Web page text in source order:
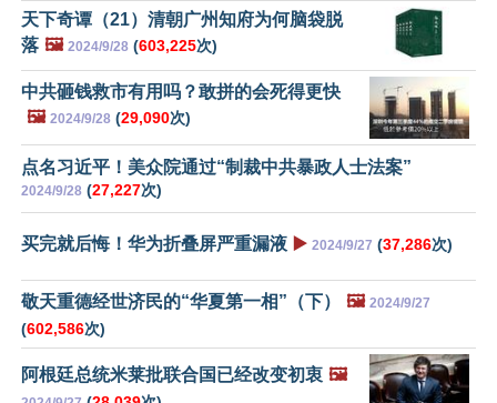
天下奇谭（21）清朝广州知府为何脑袋脱
落 🖼️ 2024/9/28 (603,225次)
中共砸钱救市有用吗？敢拼的会死得更快
🖼️ 2024/9/28 (29,090次)
点名习近平！美众院通过“制裁中共暴政人士法案”
2024/9/28 (27,227次)
买完就后悔！华为折叠屏严重漏液 ▶️ 2024/9/27 (37,286次)
敬天重德经世济民的“华夏第一相”（下） 🖼️ 2024/9/27
(602,586次)
阿根廷总统米莱批联合国已经改变初衷 🖼️